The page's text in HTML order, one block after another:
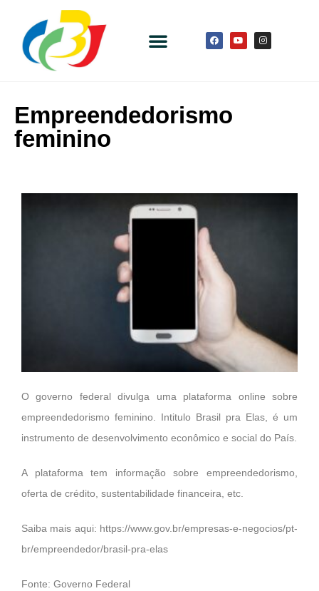
Empreendedorismo
feminino
O governo federal divulga uma plataforma online sobre
empreendedorismo feminino. Intitulo Brasil pra Elas, é um
instrumento de desenvolvimento econômico e social do País.
A plataforma tem informação sobre empreendedorismo,
oferta de crédito, sustentabilidade financeira, etc.
Saiba mais aqui: https://www.gov.br/empresas-e-negocios/pt-
br/empreendedor/brasil-pra-elas
Fonte: Governo Federal